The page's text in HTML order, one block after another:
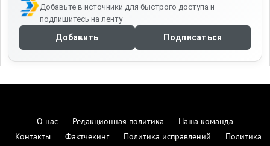
Добавьте в источники для быстрого доступа и
подпишитесь на ленту
Добавить Подписаться
О нас Редакционная политика
Наша команда
Контакты
Фактчекинг Политика исправлений
Политика